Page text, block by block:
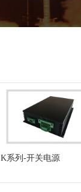
K系列-开关电源